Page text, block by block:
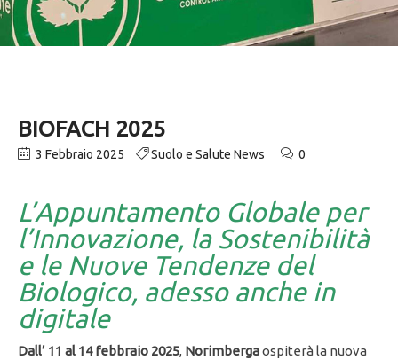
BIOFACH 2025
3 Febbraio 2025 Suolo e Salute News 0
L’Appuntamento Globale per
l’Innovazione, la Sostenibilità
e le Nuove Tendenze del
Biologico, adesso anche in
digitale
Dall’ 11 al 14 febbraio 2025, Norimbergaospiterà la nuova